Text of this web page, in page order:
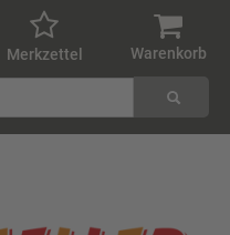
Merkzettel Warenkorb